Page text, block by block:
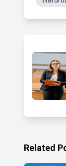
Related